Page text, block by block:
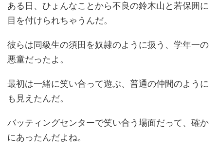
ある日、ひょんなことから不良の鈴木山と若保囲に
目を付けられちゃうんだ。
彼らは同級生の須田を奴隷のように扱う、学年一の
悪童だったよ。
最初は一緒に笑い合って遊ぶ、普通の仲間のように
も見えたんだ。
バッティングセンターで笑い合う場面だって、確か
にあったんだよね。